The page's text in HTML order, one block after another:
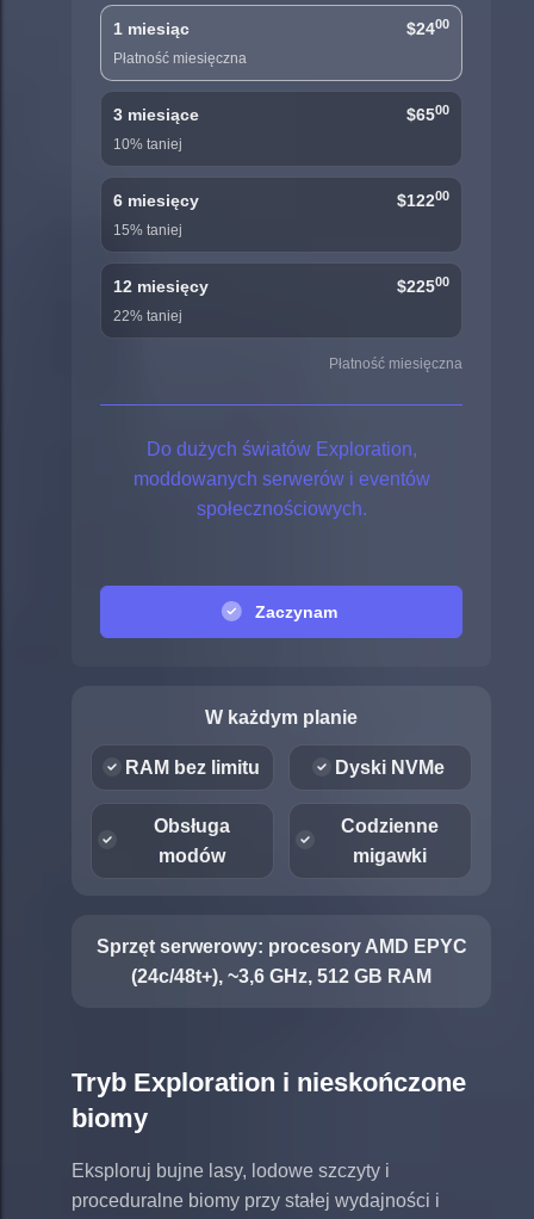
1 miesiąc $2400
Płatność miesięczna
3 miesiące $6500
10% taniej
6 miesięcy $12200
15% taniej
12 miesięcy $22500
22% taniej
Płatność miesięczna
Do dużych światów Exploration,
moddowanych serwerów i eventów
społecznościowych.
Zaczynam
W każdym planie
RAM bez limitu Dyski NVMe
Obsługa
modów
Codzienne
migawki
Sprzęt serwerowy: procesory AMD EPYC
(24c/48t+), ~3,6 GHz, 512 GB RAM
Tryb Exploration i nieskończone
biomy
Eksploruj bujne lasy, lodowe szczyty i
proceduralne biomy przy stałej wydajności i